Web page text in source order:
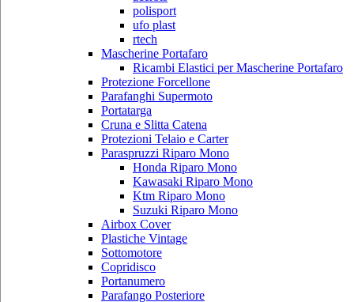
polisport
ufo plast
rtech
Mascherine Portafaro
Ricambi Elastici per Mascherine Portafaro
Protezione Forcellone
Parafanghi Supermoto
Portatarga
Cruna e Slitta Catena
Protezioni Telaio e Carter
Paraspruzzi Riparo Mono
Honda Riparo Mono
Kawasaki Riparo Mono
Ktm Riparo Mono
Suzuki Riparo Mono
Airbox Cover
Plastiche Vintage
Sottomotore
Copridisco
Portanumero
Parafango Posteriore